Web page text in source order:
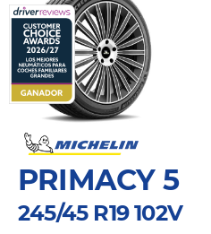
PRIMACY 5
245/45 R19 102V